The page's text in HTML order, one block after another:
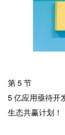
第 5 节
5 亿应用亟待开
生态共赢计划！